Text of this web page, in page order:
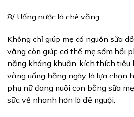
8/ Uống nước lá chè vằng
Không chỉ giúp mẹ có nguồn sữa
vằng còn giúp cơ thể mẹ sớm hồi
năng kháng khuẩn, kích thích tiêu
vằng uống hằng ngày là lựa chọn
phụ nữ đang nuôi con bằng sữa
sữa về nhanh hơn là để nguội.